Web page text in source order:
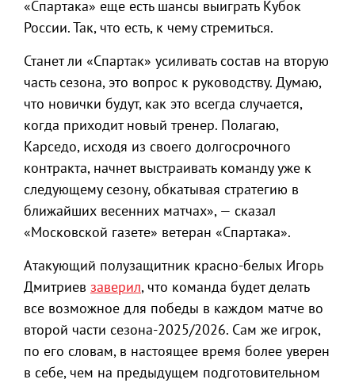
«Спартака» еще есть шансы выиграть Кубок
России. Так, что есть, к чему стремиться.
Станет ли «Спартак» усиливать состав на вторую
часть сезона, это вопрос к руководству. Думаю,
что новички будут, как это всегда случается,
когда приходит новый тренер. Полагаю,
Карседо, исходя из своего долгосрочного
контракта, начнет выстраивать команду уже к
следующему сезону, обкатывая стратегию в
ближайших весенних матчах», — сказал
«Московской газете» ветеран «Спартака».
Атакующий полузащитник красно-белых Игорь
Дмитриев заверил, что команда будет делать
все возможное для победы в каждом матче во
второй части сезона-2025/2026. Сам же игрок,
по его словам, в настоящее время более уверен
в себе, чем на предыдущем подготовительном